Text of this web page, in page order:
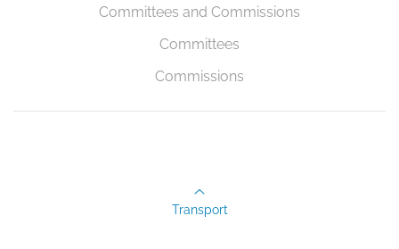
Committees and Commissions
Committees
Commissions
Transport